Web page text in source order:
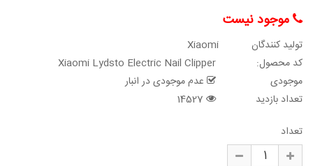
موجود نیست
تولید کنندگان
Xiaomi
کد محصول:
موجودی
عدم موجودی در انبار
تعداد بازدید
تعداد